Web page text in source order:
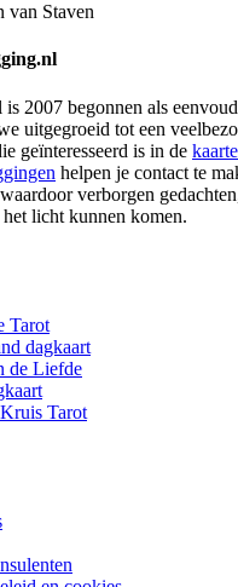
van Staven
2007 begonnen als
uitgegroeid tot een
geïnteresseerd is in de
helpen je contact te
verborgen
het licht kunnen komen.
Tarot
dagkaart
de Liefde
Tarot